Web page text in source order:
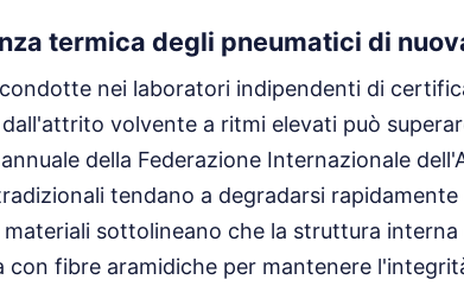
termica degli pneumatici di
nei laboratori indipendenti di
volvente a ritmi elevati può
della Federazione Internazionale
tendano a degradarsi
sottolineano che la struttura interna
con fibre aramidiche per mantenere